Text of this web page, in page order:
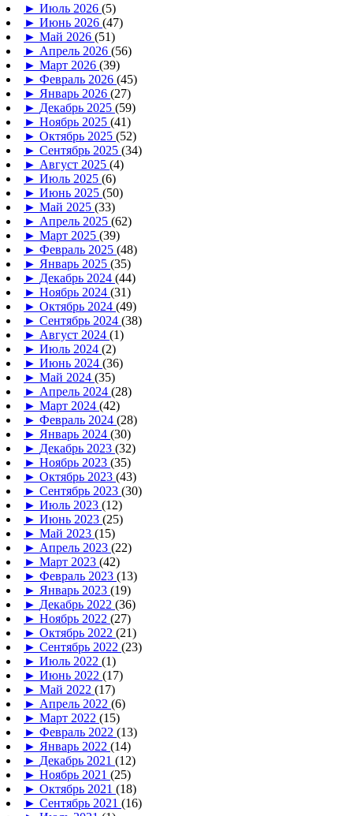
► Июль 2026 (5)
► Июнь 2026 (47)
► Май 2026 (51)
► Апрель 2026 (56)
► Март 2026 (39)
► Февраль 2026 (45)
► Январь 2026 (27)
► Декабрь 2025 (59)
► Ноябрь 2025 (41)
► Октябрь 2025 (52)
► Сентябрь 2025 (34)
► Август 2025 (4)
► Июль 2025 (6)
► Июнь 2025 (50)
► Май 2025 (33)
► Апрель 2025 (62)
► Март 2025 (39)
► Февраль 2025 (48)
► Январь 2025 (35)
► Декабрь 2024 (44)
► Ноябрь 2024 (31)
► Октябрь 2024 (49)
► Сентябрь 2024 (38)
► Август 2024 (1)
► Июль 2024 (2)
► Июнь 2024 (36)
► Май 2024 (35)
► Апрель 2024 (28)
► Март 2024 (42)
► Февраль 2024 (28)
► Январь 2024 (30)
► Декабрь 2023 (32)
► Ноябрь 2023 (35)
► Октябрь 2023 (43)
► Сентябрь 2023 (30)
► Июль 2023 (12)
► Июнь 2023 (25)
► Май 2023 (15)
► Апрель 2023 (22)
► Март 2023 (42)
► Февраль 2023 (13)
► Январь 2023 (19)
► Декабрь 2022 (36)
► Ноябрь 2022 (27)
► Октябрь 2022 (21)
► Сентябрь 2022 (23)
► Июль 2022 (1)
► Июнь 2022 (17)
► Май 2022 (17)
► Апрель 2022 (6)
► Март 2022 (15)
► Февраль 2022 (13)
► Январь 2022 (14)
► Декабрь 2021 (12)
► Ноябрь 2021 (25)
► Октябрь 2021 (18)
► Сентябрь 2021 (16)